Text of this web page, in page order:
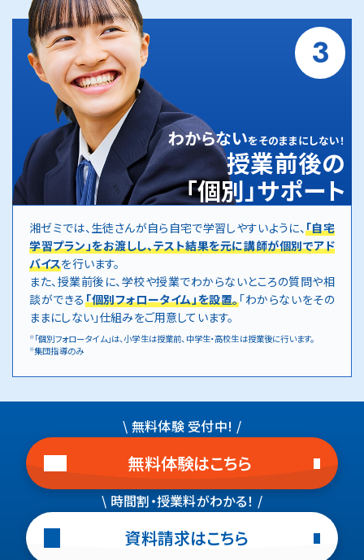
3
わからないをそのままにしない！
授業前後の
「個別」サポート
湘ゼミでは、生徒さんが自ら自宅で学習しやすいように、「自宅
学習プラン」をお渡しし、テスト結果を元に講師が個別でアド
バイスを行います。
また、授業前後に、学校や授業でわからないところの質問や相
談ができる「個別フォロータイム」を設置。「わからないをその
ままにしない」仕組みをご用意しています。
※ 「個別フォロータイム」は、小学生は授業前、中学生・高校生は授業後に行います。
※集団指導のみ
\ 無料体験 受付中! /
無料体験はこちら
\ 時間割・授業料がわかる！ /
資料請求はこちら